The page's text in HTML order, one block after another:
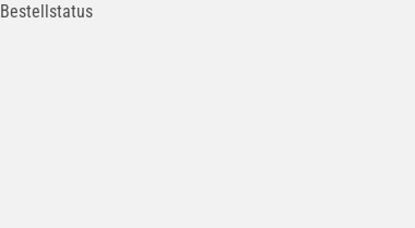
Bestellstatus